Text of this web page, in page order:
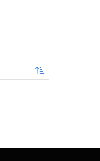
enviar